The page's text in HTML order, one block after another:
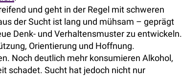
und geht in der Regel mit schweren
der Sucht ist lang und mühsam – geprägt
Denk- und Verhaltensmuster zu entwickeln.
Orientierung und Hoffnung.
Noch deutlich mehr konsumieren Alkohol,
schadet. Sucht hat jedoch nicht nur